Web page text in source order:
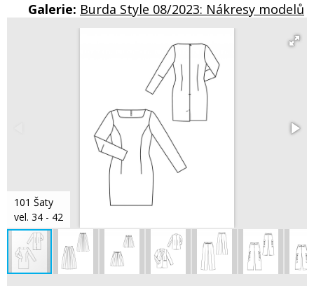
Galerie: Burda Style 08/2023: Nákresy modelů
101 Šaty
vel. 34 - 42